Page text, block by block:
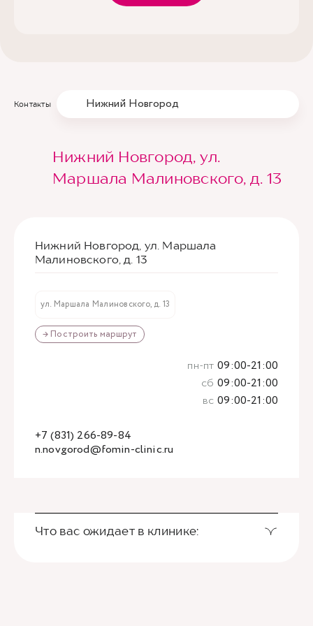
Контакты Нижний Новгород
Нижний Новгород, ул.
Маршала Малиновского, д. 13
Нижний Новгород, ул. Маршала
Малиновского, д. 13
ул. Маршала Малиновского, д. 13
→ Построить маршрут
n.novgorod@fomin-clinic.ru
+7 (831) 266-89-84
пн-пт 09:00-21:00
сб 09:00-21:00
вс 09:00-21:00
Что вас ожидает в клинике: